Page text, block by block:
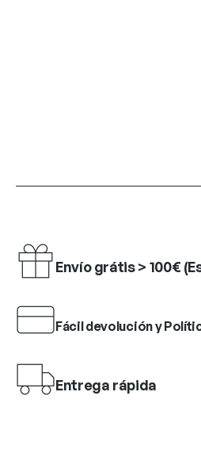
Envío grátis > 100€
Fácil devolución y
Entrega rápida